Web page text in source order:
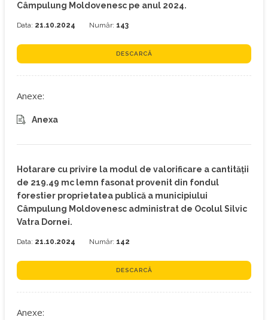
Câmpulung Moldovenesc pe anul 2024.
Data: 21.10.2024 Număr: 143
DESCARCĂ
Anexe:
Anexa
Hotarare cu privire la modul de valorificare a cantității
de 219.49 mc lemn fasonat provenit din fondul
forestier proprietatea publică a municipiului
Câmpulung Moldovenesc administrat de Ocolul Silvic
Vatra Dornei.
Data: 21.10.2024 Număr: 142
DESCARCĂ
Anexe: